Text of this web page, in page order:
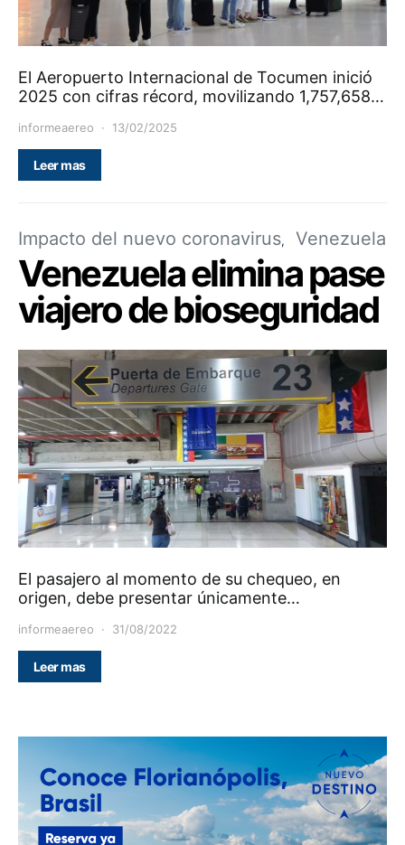
El Aeropuerto Internacional de Tocumen inició
2025 con cifras récord, movilizando 1,757,658…
informeaereo 13/02/2025
Leer mas
Impacto del nuevo coronavirus Venezuela
Venezuela elimina pase
viajero de bioseguridad
El pasajero al momento de su chequeo, en
origen, debe presentar únicamente…
informeaereo 31/08/2022
Leer mas